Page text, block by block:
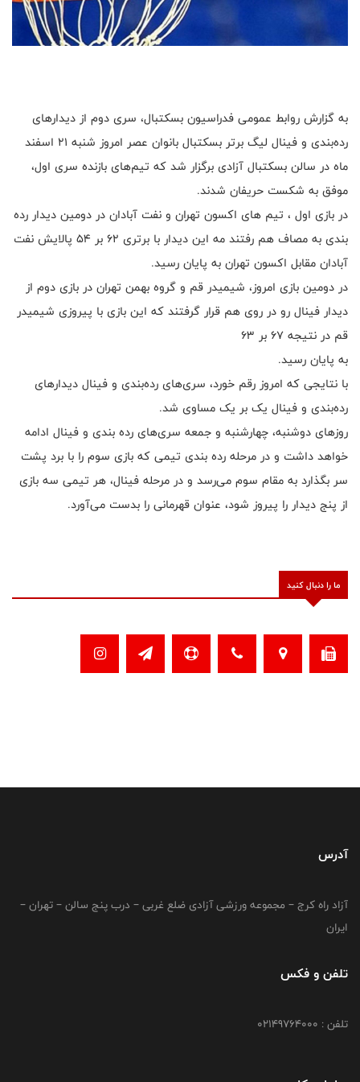
به گزارش روابط عمومی فدراسیون بسکتبال، سری دوم از دیدارهای
رده‌بندی و فینال لیگ برتر بسکتبال بانوان عصر امروز شنبه ۲۱ اسفند
ماه در سالن بسکتبال آزادی برگزار شد که تیم‌های بازنده سری اول،
موفق به شکست حریفان شدند.
در بازی اول ، تیم های اکسون تهران و نفت آبادان در دومین دیدار رده
بندی به مصاف هم رفتند مه این دیدار با برتری ۶۲ بر ۵۴ پالایش نفت
آبادان مقابل اکسون تهران به پایان رسید.
در دومین بازی امروز، شیمیدر قم و گروه بهمن تهران در بازی دوم از
دیدار فینال رو در روی هم قرار گرفتند که این بازی با پیروزی شیمیدر
قم در نتیجه ۶۷ بر ۶۳
به پایان رسید.
با نتایجی که امروز رقم خورد، سری‌های رده‌بندی و فینال دیدارهای
رده‌بندی و فینال یک بر یک مساوی شد.
روزهای دوشنبه، چهارشنبه و جمعه سری‌های رده بندی و فینال ادامه
خواهد داشت و در مرحله رده بندی تیمی که بازی سوم را با برد پشت
سر بگذارد به مقام سوم می‌رسد و در مرحله فینال، هر تیمی سه بازی
از پنج دیدار را پیروز شود، عنوان قهرمانی را بدست می‌آورد.
ما را دنبال کنید
آدرس
آزاد راه کرج – مجموعه ورزشی آزادی ضلع غربی – درب پنج سالن – تهران –
ایران
تلفن و فکس
تلفن : 02149764000